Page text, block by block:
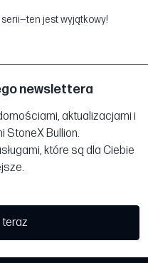
jest wyjątkowy!
newslettera
aktualizacjami i
StoneX Bullion.
które są dla Ciebie
teraz